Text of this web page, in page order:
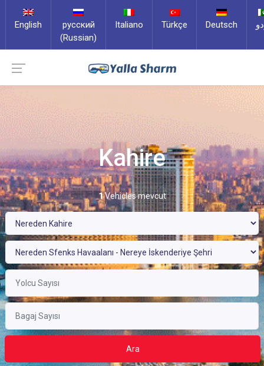
English
русский
(Russian)
Italiano Türkçe Deutsch
Kahire
1Vehicles mevcut
Ara